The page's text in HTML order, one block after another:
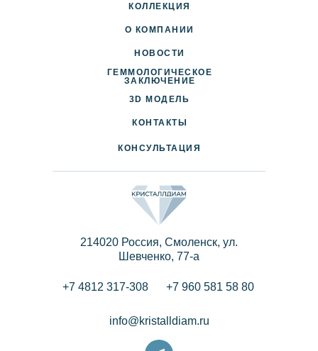
info@kristalldiam.ru
214020 Россия, Смоленск, ул.
Шевченко, 77-a
+7 4812 317-308 +7 960 581 58 80
КОНТАКТЫ
КОЛЛЕКЦИЯ
НОВОСТИ
О КОМПАНИИ
ДОСТАВКА И ОПЛАТА
ПАРТНЕРАМ
3D МОДЕЛЬ
КОНСУЛЬТАЦИЯ
ГЕММОЛОГИЧЕСКОЕ
ЗАКЛЮЧЕНИЕ